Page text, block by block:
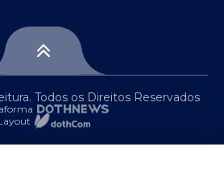
Todos os Direitos Reservados